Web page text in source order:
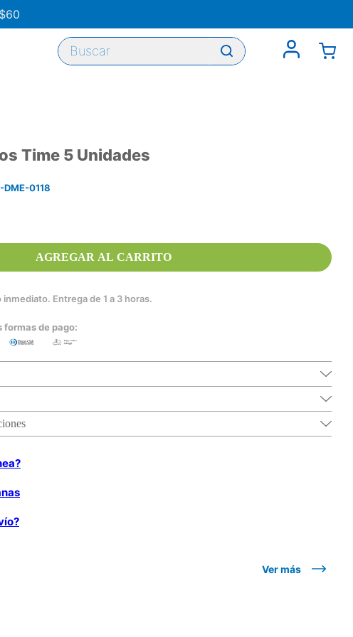
Buscar
Time 5 Unidades
DME-0118
AGREGAR AL CARRITO
Entrega de 1 a 3 horas.
formas de pago:
Ver más